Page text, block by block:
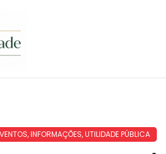
,INFORMAÇÕES,UTILIDADE PÚBLICA